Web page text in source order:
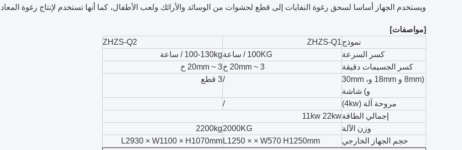
ويستخدم الجهاز أساسا لسحق رغوة النفايات إلى قطع لحشوات من الوسائد والأرائك ولعب الأطفال، كما أنها تستخدم لإنتاج رغوة المعاد
[مواصفات]
نموذجZHZS-Q1
ZHZS-Q2
كسر السرعة
100KG / ساعة
100-130kg / ساعة
كسر الجسيمات دقيقة
3 ~ 20mm خ
3 ~ 20mm خ
(8mm و 18mm و، 30mm
و) شاشة
/3 قطع
مروحة آلة (4kw)
/
إجمالي الطاقة11kw 22kw
وزن الآلة
2000KG
2200kg
حجم الجهاز الخارجي
L1250 × × W570 H1250mm
L2930 × W1100 × H1070mm